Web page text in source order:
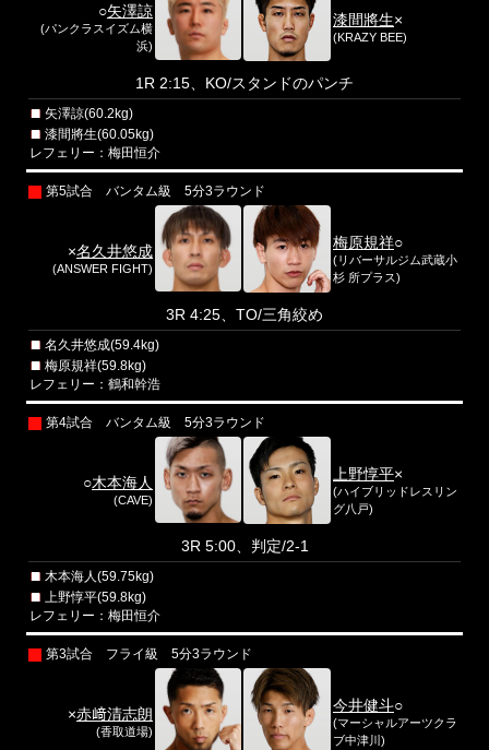
○矢澤諒
(パンクラスイズム横
浜)
漆間將生×
(KRAZY BEE)
1R 2:15、KO/スタンドのパンチ
矢澤諒(60.2kg)
漆間將生(60.05kg)
レフェリー：梅田恒介
第5試合 バンタム級 5分3ラウンド
×名久井悠成
(ANSWER FIGHT)
梅原規祥○
(リバーサルジム武蔵小
杉 所プラス)
3R 4:25、TO/三角絞め
名久井悠成(59.4kg)
梅原規祥(59.8kg)
レフェリー：鶴和幹浩
第4試合 バンタム級 5分3ラウンド
○木本海人
(CAVE)
上野惇平×
(ハイブリッドレスリン
グ八戸)
3R 5:00、判定/2-1
木本海人(59.75kg)
上野惇平(59.8kg)
レフェリー：梅田恒介
第3試合 フライ級 5分3ラウンド
×赤﨑清志朗
(香取道場)
今井健斗○
(マーシャルアーツクラ
ブ中津川)